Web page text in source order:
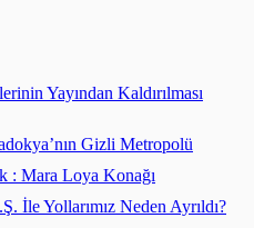
Yayından Kaldırılması
Gizli Metropolü
: Mara Loya Konağı
İle Yollarımız Neden Ayrıldı?